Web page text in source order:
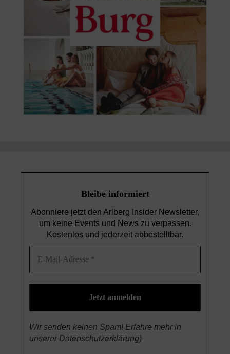
Bleibe informiert
Abonniere jetzt den Arlberg Insider Newsletter,
um keine Events und Newszu verpassen.
Kostenlos und jederzeit abbestelltbar.
Wir senden keinen Spam! Erfahre mehr in
unserer Datenschutzerklärung)